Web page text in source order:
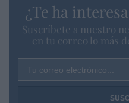
¿Te ha
Suscríbete a nuestro
en tu correo lo más
Tu correo electrónico...